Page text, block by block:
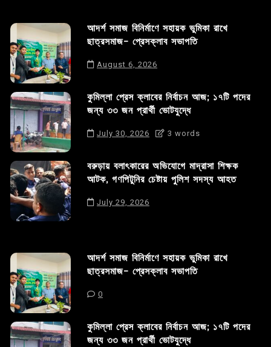
আদর্শ সমাজ বিনির্মাণে সহায়ক ভুমিকা রাখে
ছাত্রসমাজ- প্রেসক্লাব সভাপতি
August 6, 2026
কুমিল্লা প্রেস ক্লাবের নির্বাচন আজ; ১৭টি পদের
জন্য ৩৩ জন প্রার্থী ভোটযুদ্ধে
July 30, 2026 3 words
বরুড়ায় বলাৎকারের অভিযোগে মাদ্রাসা শিক্ষক
আটক, গণপিটুনির চেষ্টায় পুলিশ সদস্য আহত
July 29, 2026
আদর্শ সমাজ বিনির্মাণে সহায়ক ভুমিকা রাখে
ছাত্রসমাজ- প্রেসক্লাব সভাপতি
0
কুমিল্লা প্রেস ক্লাবের নির্বাচন আজ; ১৭টি পদের
জন্য ৩৩ জন প্রার্থী ভোটযুদ্ধে